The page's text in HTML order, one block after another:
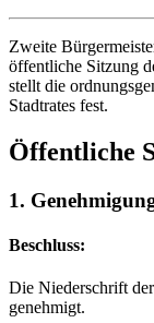
Zweite
öffentliche Sitzung
stellt die
Stadtrates fest.
Öffentliche
1.
Beschluss:
Die Niederschrift
genehmigt.